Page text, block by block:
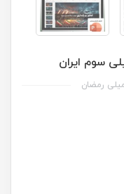
سوم ایران
رمضان